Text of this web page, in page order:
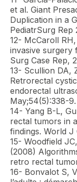
et al. Giant
Duplication in a
PediatrSurg Rep
12- McCaroll
invasive
Surg Case Rep,
13- Scullion DA,
Retrorectal
endorectal
May;54(5):338-9.
14- Yang B-L,
rectal tumors in
findings. World J
15- Woodfield
(2008)
retro rectal
16- Bonvalot S,